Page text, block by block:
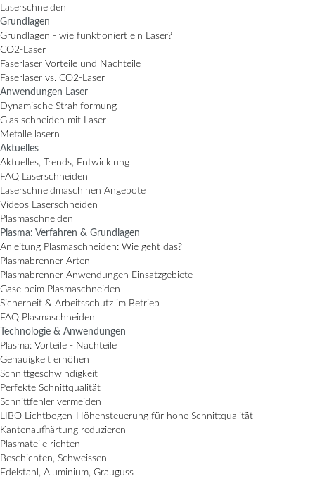
Laserschneiden
Grundlagen
Grundlagen - wie funktioniert ein Laser?
CO2-Laser
Faserlaser Vorteile und Nachteile
Faserlaser vs. CO2-Laser
Anwendungen Laser
Dynamische Strahlformung
Glas schneiden mit Laser
Metalle lasern
Aktuelles
Aktuelles, Trends, Entwicklung
FAQ Laserschneiden
Laserschneidmaschinen Angebote
Videos Laserschneiden
Plasmaschneiden
Plasma: Verfahren & Grundlagen
Anleitung Plasmaschneiden: Wie geht das?
Plasmabrenner Arten
Plasmabrenner Anwendungen Einsatzgebiete
Gase beim Plasmaschneiden
Sicherheit & Arbeitsschutz im Betrieb
FAQ Plasmaschneiden
Technologie & Anwendungen
Plasma: Vorteile - Nachteile
Genauigkeit erhöhen
Schnittgeschwindigkeit
Perfekte Schnittqualität
Schnittfehler vermeiden
LIBO Lichtbogen-Höhensteuerung für hohe Schnittqualität
Kantenaufhärtung reduzieren
Plasmateile richten
Beschichten, Schweissen
Edelstahl, Aluminium, Grauguss